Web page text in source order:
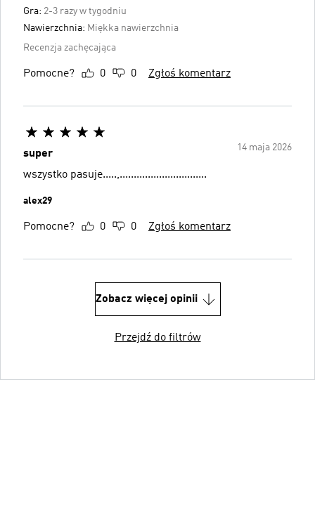
Gra: 2-3 razy w tygodniu
Nawierzchnia: Miękka nawierzchnia
Recenzja zachęcająca
Pomocne? 0 0 Zgłoś komentarz
14 maja 2026
super
wszystko pasuje.....,...............................
alex29
Pomocne? 0 0 Zgłoś komentarz
Zobacz więcej opinii
Przejdź do filtrów